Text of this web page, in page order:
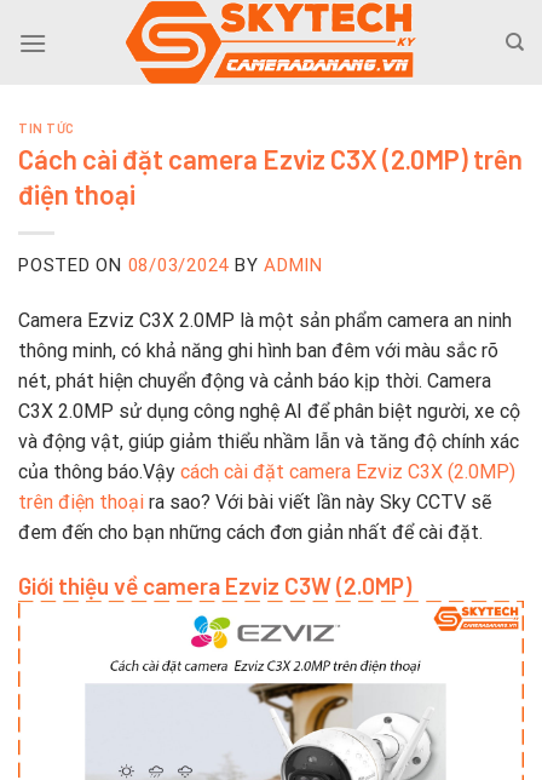
TIN TỨC
Cách cài đặt camera Ezviz C3X (2.0MP) trên
điện thoại
POSTED ON 08/03/2024 BY ADMIN
Camera Ezviz C3X 2.0MP là một sản phẩm camera an ninh
thông minh, có khả năng ghi hình ban đêm với màu sắc rõ
nét, phát hiện chuyển động và cảnh báo kịp thời. Camera
C3X 2.0MP sử dụng công nghệ AI để phân biệt người, xe cộ
và động vật, giúp giảm thiểu nhầm lẫn và tăng độ chính xác
của thông báo.Vậy cách cài đặt camera Ezviz C3X (2.0MP)
trên điện thoại ra sao? Với bài viết lần này Sky CCTV sẽ
đem đến cho bạn những cách đơn giản nhất để cài đặt.
Giới thiệu về camera Ezviz C3W (2.0MP)